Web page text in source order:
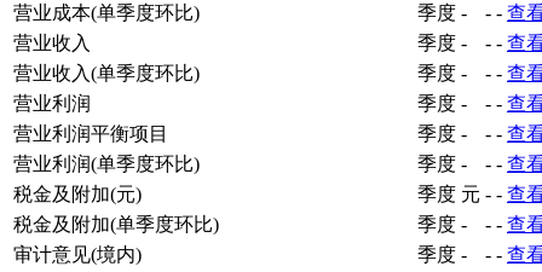
营业成本(单季度环比)
季度 - - - 查
营业收入
季度 - - - 查
营业收入(单季度环比)
季度 - - - 查
营业利润
季度 - - - 查
营业利润平衡项目
季度 - - - 查
营业利润(单季度环比)
季度 - - - 查
税金及附加(元)
季度 元 - - 查
税金及附加(单季度环比)
季度 - - - 查
审计意见(境内)
季度 - - - 查